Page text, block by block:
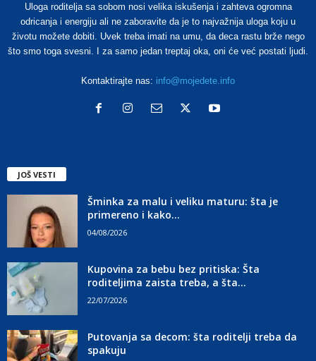
Uloga roditelja sa sobom nosi velika iskušenja i zahteva ogromna
odricanja i energiju ali ne zaboravite da je to najvažnija uloga koju u
životu možete dobiti. Uvek treba imati na umu, da deca rastu brže nego
što smo toga svesni. I za samo jedan treptaj oka, oni će već postati ljudi.
Kontaktirajte nas: info@mojedete.info
JOŠ VESTI
Šminka za malu i veliku maturu: šta je
primereno i kako...
04/08/2026
Kupovina za bebu bez pritiska: Šta
roditeljima zaista treba, a šta...
22/07/2026
Putovanja sa decom: šta roditelji treba da
spakuju